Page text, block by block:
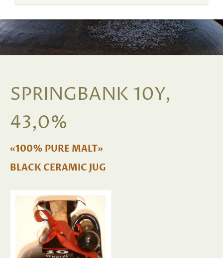
SPRINGBANK 10Y,
43,0%
«100% PURE MALT»
BLACK CERAMIC JUG